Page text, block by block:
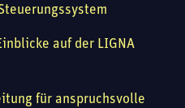
auf der LIGNA
für anspruchsvolle